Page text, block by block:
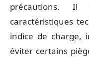
précautions.
caractéristiques
indice de charge,
éviter certains